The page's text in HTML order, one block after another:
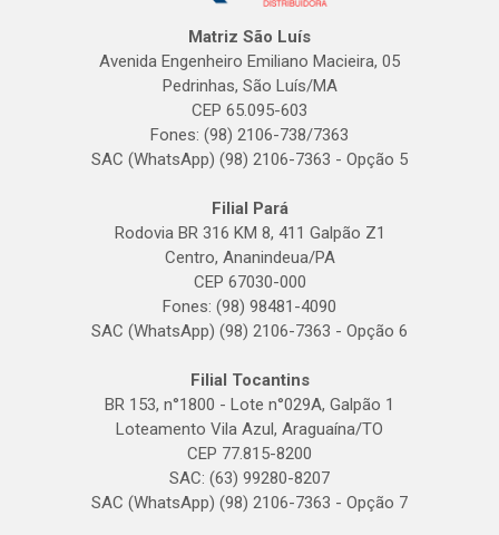
Matriz São Luís
Avenida Engenheiro Emiliano Macieira, 05
Pedrinhas, São Luís/MA
CEP 65.095-603
Fones: (98) 2106-738/7363
SAC (WhatsApp) (98) 2106-7363 - Opção 5
Filial Pará
Rodovia BR 316 KM 8, 411 Galpão Z1
Centro, Ananindeua/PA
CEP 67030-000
Fones: (98) 98481-4090
SAC (WhatsApp) (98) 2106-7363 - Opção 6
Filial Tocantins
BR 153, n°1800 - Lote n°029A, Galpão 1
Loteamento Vila Azul, Araguaína/TO
CEP 77.815-8200
SAC: (63) 99280-8207
SAC (WhatsApp) (98) 2106-7363 - Opção 7